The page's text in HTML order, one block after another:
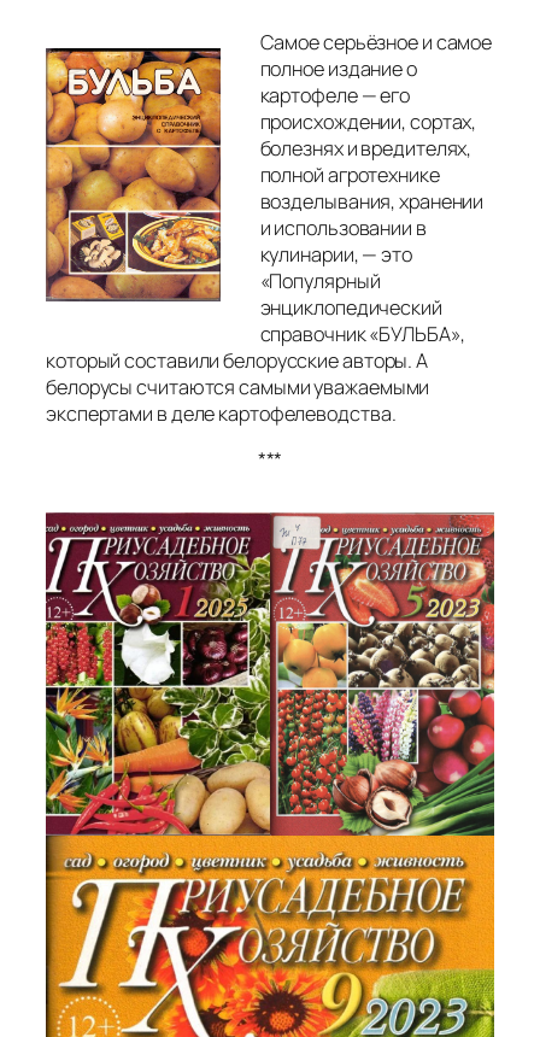
Самое серьёзное и самое
полное издание о
картофеле — его
происхождении, сортах,
болезнях и вредителях,
полной агротехнике
возделывания, хранении
и использовании в
кулинарии, — это
«Популярный
энциклопедический
справочник «БУЛЬБА»,
который составили белорусские авторы.А
белорусы считаются самыми уважаемыми
экспертами в деле картофелеводства.
***